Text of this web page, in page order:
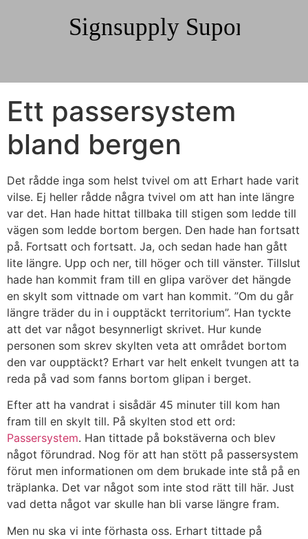
Ett passersystem
bland bergen
Det rådde inga som helst tvivel om att Erhart hade varit
vilse. Ej heller rådde några tvivel om att han inte längre
var det. Han hade hittat tillbaka till stigen som ledde till
vägen som ledde bortom bergen. Den hade han fortsatt
på. Fortsatt och fortsatt. Ja, och sedan hade han gått
lite längre. Upp och ner, till höger och till vänster. Tillslut
hade han kommit fram till en glipa varöver det hängde
en skylt som vittnade om vart han kommit. ”Om du går
längre träder du in i oupptäckt territorium”. Han tyckte
att det var något besynnerligt skrivet. Hur kunde
personen som skrev skylten veta att området bortom
den var oupptäckt? Erhart var helt enkelt tvungen att ta
reda på vad som fanns bortom glipan i berget.
Efter att ha vandrat i sisådär 45 minuter till kom han
fram till en skylt till. På skylten stod ett ord:
Passersystem. Han tittade på bokstäverna och blev
något förundrad. Nog för att han stött på passersystem
förut men informationen om dem brukade inte stå på en
träplanka. Det var något som inte stod rätt till här. Just
vad detta något var skulle han bli varse längre fram.
Men nu ska vi inte förhasta oss. Erhart tittade på